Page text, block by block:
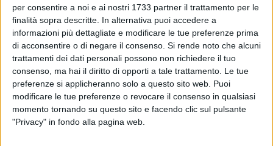
per consentire a noi e ai nostri 1733 partner il trattamento per le
finalità sopra descritte. In alternativa puoi accedere a
informazioni più dettagliate e modificare le tue preferenze prima
di acconsentire o di negare il consenso. Si rende noto che alcuni
trattamenti dei dati personali possono non richiedere il tuo
consenso, ma hai il diritto di opporti a tale trattamento. Le tue
preferenze si applicheranno solo a questo sito web. Puoi
modificare le tue preferenze o revocare il consenso in qualsiasi
momento tornando su questo sito e facendo clic sul pulsante
"Privacy" in fondo alla pagina web.
La salma del rapper, rimasto ucciso nel terribile rogo del suo
camper, scoppiato a Saint-Pierre-d'Albigny, in Savoia, nella
notte tra il 14 ed il 15 gennaio scorsi, sta per giungere nella
sua città natale, dove ad attenderla ci saranno parenti e tanti
amici che vogliono rendere l'ultimo omaggio ad un ragazzo
di 35 anni andato via dalla Puglia per lavorare.
I funerali, invece, si svolgeranno in forma pubblica